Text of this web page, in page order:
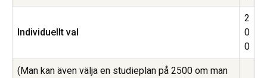
Individuellt val
2
0
0
(Man kan även välja en studieplan på 2500 om man